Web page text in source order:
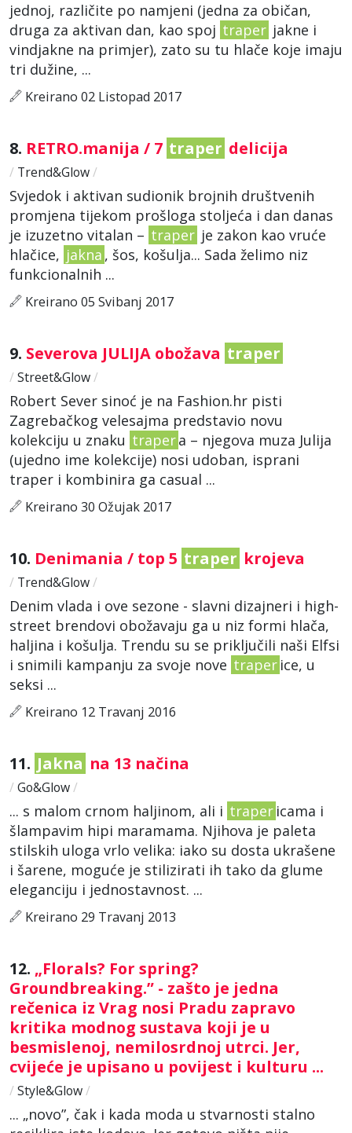
jednoj, različite po namjeni (jedna za običan,
druga za aktivan dan, kao spoj traper jakne i
vindjakne na primjer), zato su tu hlače koje imaju
tri dužine, ...
Kreirano 02 Listopad 2017
8. RETRO.manija / 7 traper delicija
/ Trend&Glow/
Svjedok i aktivan sudionik brojnih društvenih
promjena tijekom prošloga stoljeća i dan danas
je izuzetno vitalan – traper je zakon kao vruće
hlačice, jakna , šos, košulja... Sada želimo niz
funkcionalnih ...
Kreirano 05 Svibanj 2017
9. Severova JULIJA obožava traper
/ Street&Glow/
Robert Sever sinoć je na Fashion.hr pisti
Zagrebačkog velesajma predstavio novu
kolekciju u znaku trapera – njegova muza Julija
(ujedno ime kolekcije) nosi udoban, isprani
traper i kombinira ga casual ...
Kreirano 30 Ožujak 2017
10. Denimania / top 5 traper krojeva
/ Trend&Glow/
Denim vlada i ove sezone - slavni dizajneri i high-
street brendovi obožavaju ga u niz formi hlača,
haljina i košulja. Trendu su se priključili naši Elfsi
i snimili kampanju za svoje nove traper ice, u
seksi ...
Kreirano 12 Travanj 2016
11. Jakna na 13 načina
/ Go&Glow/
... s malom crnom haljinom, ali i traper icama i
šlampavim hipi maramama. Njihova je paleta
stilskih uloga vrlo velika: iako su dosta ukrašene
i šarene, moguće je stilizirati ih tako da glume
eleganciju i jednostavnost. ...
Kreirano 29 Travanj 2013
12. „Florals? For spring?
Groundbreaking.” - zašto je jedna
rečenica iz Vrag nosi Pradu zapravo
kritika modnog sustava koji je u
besmislenoj, nemilosrdnoj utrci. Jer,
cvijeće je upisano u povijest i kulturu ...
/ Style&Glow/
... „novo”, čak i kada moda u stvarnosti stalno